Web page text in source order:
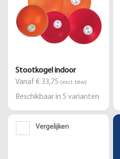
Stootkogel indoor
Vanaf € 33,75 (excl. btw)
Beschikbaar in 5 varianten
Vergelijken